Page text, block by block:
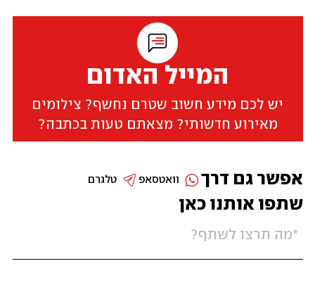
המייל האדום
יש לכם מידע חשוב שטרם נחשף? צילומים
מאירוע חדשותי? מצאתם טעות בכתבה?
שתפו אותנו כאן
אפשר גם דרך טלגרם וואטסאפ